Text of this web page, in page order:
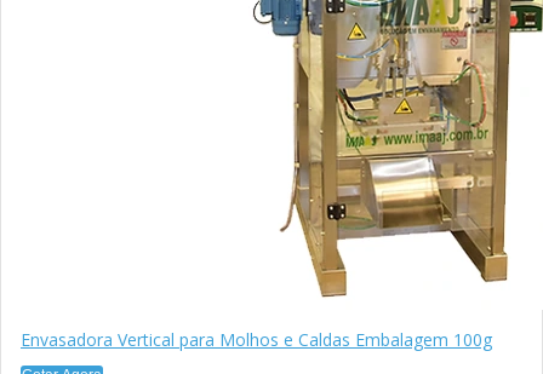
Envasadora Vertical para Molhos e Caldas Embalagem 100g